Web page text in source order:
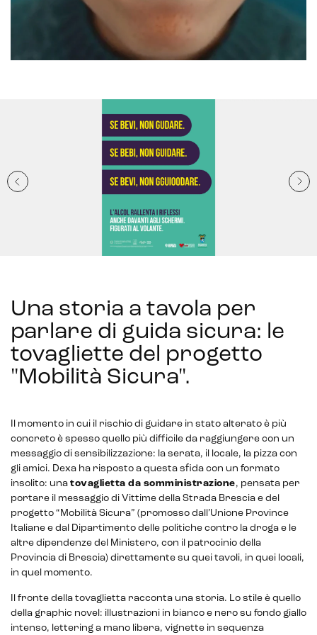
Una storia a tavola per
parlare di guida sicura: le
tovagliette del progetto
"Mobilità Sicura".
Il momento in cui il rischio di guidare in stato alterato è più
concreto è spesso quello più difficile da raggiungere con un
messaggio di sensibilizzazione: la serata, il locale, la pizza con
gli amici. Dexa ha risposto a questa sfida con un formato
insolito: una tovaglietta da somministrazione, pensata per
portare il messaggio di Vittime della Strada Brescia e del
progetto “Mobilità Sicura” (promosso dall’Unione Province
Italiane e dal Dipartimento delle politiche contro la droga e le
altre dipendenze del Ministero, con il patrocinio della
Provincia di Brescia) direttamente su quei tavoli, in quei locali,
in quel momento.
Il fronte della tovaglietta racconta una storia. Lo stile è quello
della graphic novel: illustrazioni in bianco e nero su fondo giallo
intenso, lettering a mano libera, vignette in sequenza